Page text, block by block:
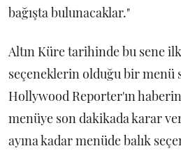
bağışta bulunacaklar."
Altın Küre tarihinde bu sene
seçeneklerin olduğu bir menü
Hollywood Reporter'ın
menüye son dakikada karar
ayına kadar menüde balık